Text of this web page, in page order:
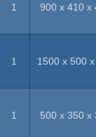
1 900 x 410 x
1 1500 x 500
1 500 x 350 x